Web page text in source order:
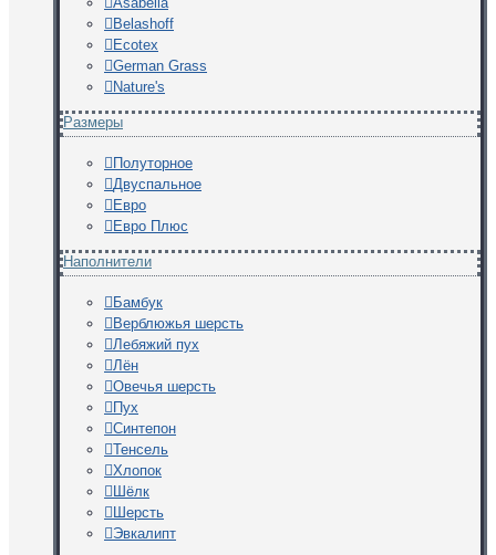
Belashoff
Ecotex
German Grass
Nature's
Размеры
Полуторное
Двуспальное
Евро
Евро Плюс
Наполнители
Бамбук
Верблюжья шерсть
Лебяжий пух
Лён
Овечья шерсть
Пух
Синтепон
Тенсель
Хлопок
Шёлк
Шерсть
Эвкалипт